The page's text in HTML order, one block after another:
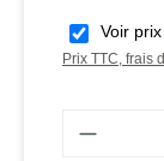
Voir
Prix TTC, frais